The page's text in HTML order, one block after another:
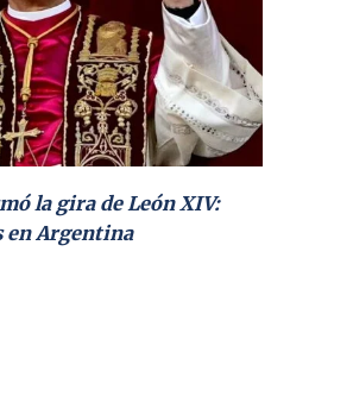
la gira de León XIV:
en Argentina